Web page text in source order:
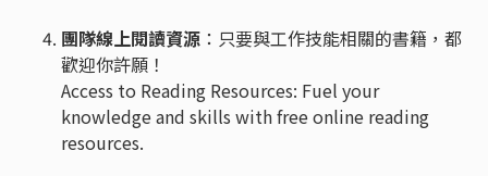
團隊線上閱讀資源 ：只要與工作技能相關的書籍，都
歡迎你許願！
Access to Reading Resources: Fuel your
knowledge and skills with free online reading
resources.